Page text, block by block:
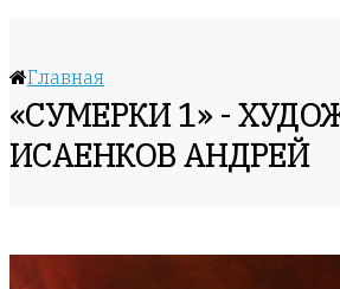
Главная
«СУМЕРКИ 1» -
ИСАЕНКОВ АНДРЕЙ